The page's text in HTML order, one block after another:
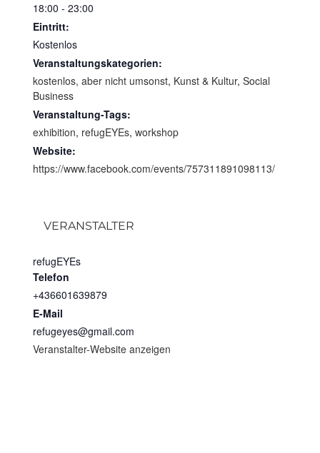
18:00 - 23:00
Eintritt:
Kostenlos
Veranstaltungskategorien:
kostenlos, aber nicht umsonst, Kunst & Kultur, Social
Business
Veranstaltung-Tags:
exhibition, refugEYEs, workshop
Website:
https://www.facebook.com/events/757311891098113/
VERANSTALTER
refugEYEs
Telefon
+436601639879
E-Mail
refugeyes@gmail.com
Veranstalter-Website anzeigen